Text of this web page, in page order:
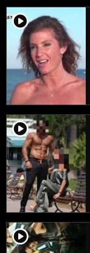
player2
player2
player2